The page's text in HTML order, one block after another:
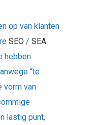
op van klanten
SEO / SEA
hebben
“te
vorm van
lastig punt,